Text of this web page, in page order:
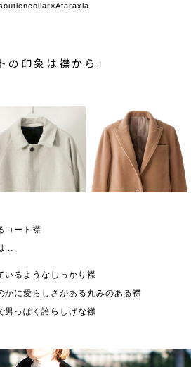
の印象は襟から」
コート襟
...
るようなしっかり襟
に愛らしさがある丸みのある襟
っぽく誇らしげな襟